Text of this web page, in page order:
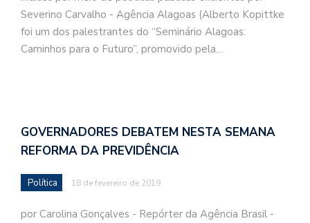
Severino Carvalho - Agência Alagoas (Alberto Kopittke
foi um dos palestrantes do “Seminário Alagoas:
Caminhos para o Futuro”, promovido pela…
GOVERNADORES DEBATEM NESTA SEMANA
REFORMA DA PREVIDÊNCIA
Política 18 de fevereiro de 2019
por Carolina Gonçalves - Repórter da Agência Brasil -